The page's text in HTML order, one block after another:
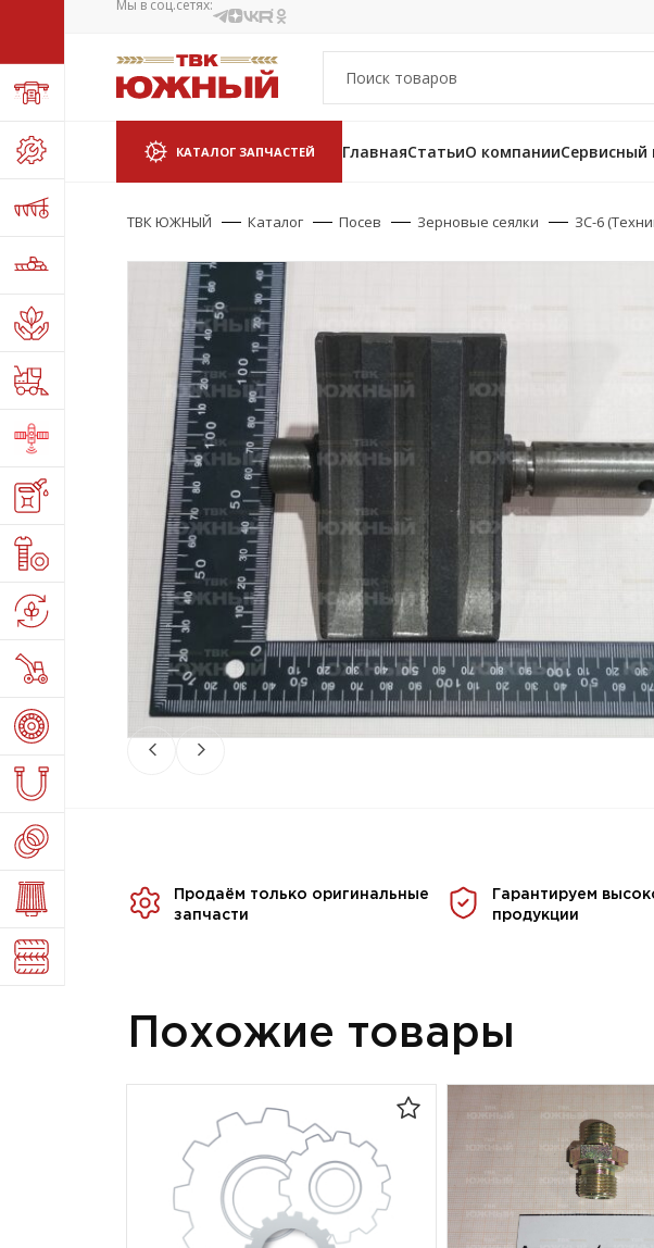
Мы в соц.сетях:
КАТАЛОГ ЗАПЧАСТЕЙ ГлавнаяСтатьиО компанииСервисный
ТВК ЮЖНЫЙ Каталог Посев Зерновые сеялки ЗС-6
Продаём только оригинальные
запчасти
Гарантируем
продукции
Похожие товары